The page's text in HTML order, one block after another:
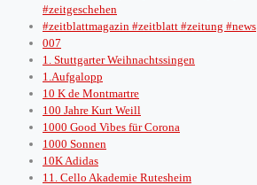
#zeitgeschehen
#zeitblattmagazin #zeitblatt #zeitung #news
007
1. Stuttgarter Weihnachtssingen
1.Aufgalopp
10 K de Montmartre
100 Jahre Kurt Weill
1000 Good Vibes für Corona
1000 Sonnen
10K Adidas
11. Cello Akademie Rutesheim